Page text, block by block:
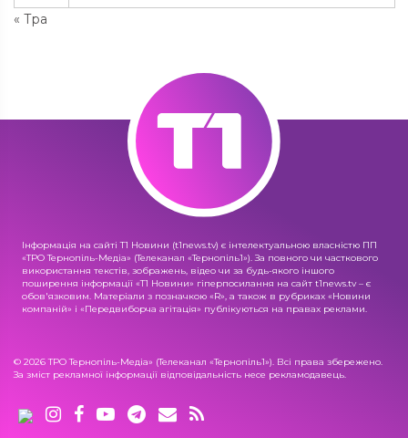
« Тра
Інформація на сайті Т1 Новини (t1news.tv) є інтелектуальною власністю ПП
«ТРО Тернопіль-Медіа» (Телеканал «Тернопіль1»). За повного чи часткового
використання текстів, зображень, відео чи за будь-якого іншого
поширення інформації «Т1 Новини» гіперпосилання на сайт t1news.tv – є
обов'язковим. Матеріали з позначкою «R», а також в рубриках «Новини
компаній» і «Передвиборча агітація» публікуються на правах реклами.
© 2026 ТРО Тернопіль-Медіа» (Телеканал «Тернопіль1»). Всі права збережено.
За зміст рекламної інформації відповідальність несе рекламодавець.